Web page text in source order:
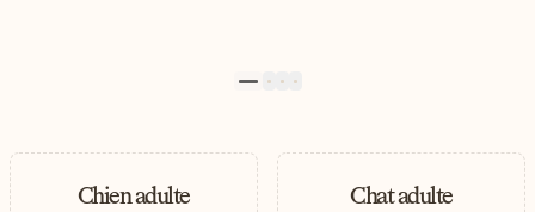
1 2 3 4
Chien adulte Chat adulte